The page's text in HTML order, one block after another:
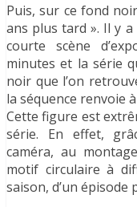
Puis, sur ce fond
ans plus tard ». Il y
courte scène
minutes et la série
noir que l’on
la séquence renvoie
Cette figure est
série. En effet,
caméra, au
motif circulaire à
saison, d’un épisode